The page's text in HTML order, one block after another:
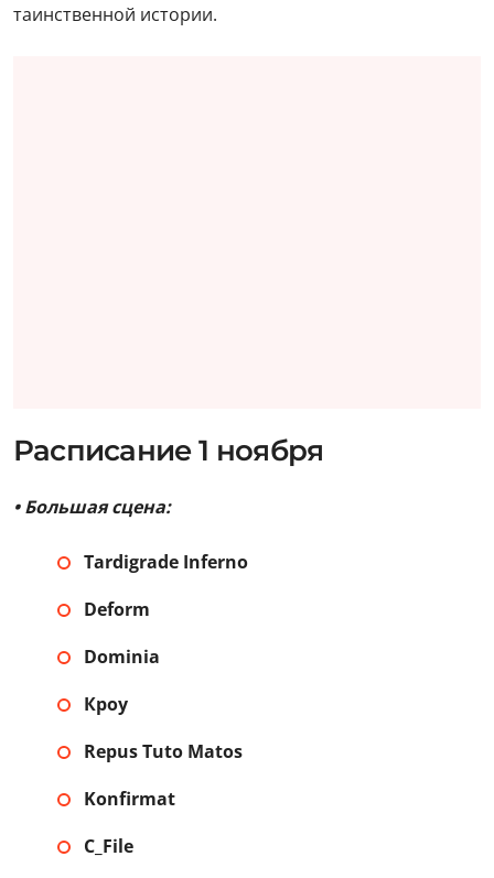
таинственной истории.
Расписание 1 ноября
• Большая сцена:
Tardigrade Inferno
Deform
Dominia
Кроу
Repus Tuto Matos
Konfirmat
C_File